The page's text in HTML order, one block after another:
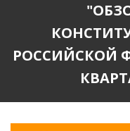
РОССИЙСКОЙ